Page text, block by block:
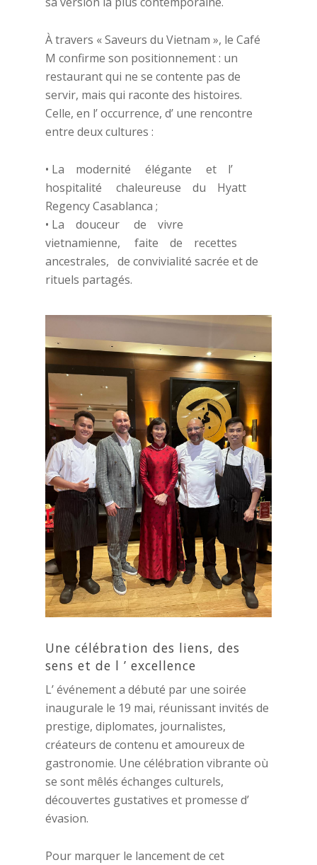
À travers « Saveurs du Vietnam », le Café
M confirme son positionnement : un
restaurant qui ne se contente pas de
servir, mais qui raconte des histoires.
Celle, en l’ occurrence, d’ une rencontre
entre deux cultures :
• La modernité élégante et l’
hospitalité chaleureuse du Hyatt
Regency Casablanca ;
• La douceur de vivre
vietnamienne, faite de recettes
ancestrales, de convivialité sacrée et de
rituels partagés.
Une célébration des liens, des
sens et de l ’ excellence
L’ événement a débuté par une soirée
inaugurale le 19 mai, réunissant invités de
prestige, diplomates, journalistes,
créateurs de contenu et amoureux de
gastronomie. Une célébration vibrante où
se sont mêlés échanges culturels,
découvertes gustatives et promesse d’
évasion.
Pour marquer le lancement de cet